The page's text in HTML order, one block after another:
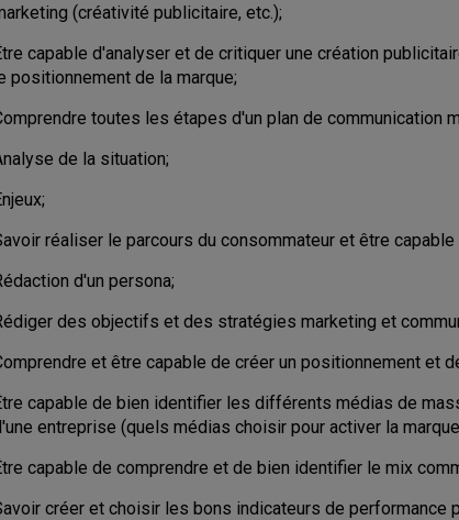
(créativité publicitaire, etc.);
capable d'analyser et de critiquer une création
positionnement de la marque;
toutes les étapes d'un plan de communication
de la situation;
réaliser le parcours du consommateur et être
d'un persona;
des objectifs et des stratégies marketing et
et être capable de créer un positionnement et
capable de bien identifier les différents médias de
entreprise (quels médias choisir pour activer la
capable de comprendre et de bien identifier le mix
créer et choisir les bons indicateurs de performance